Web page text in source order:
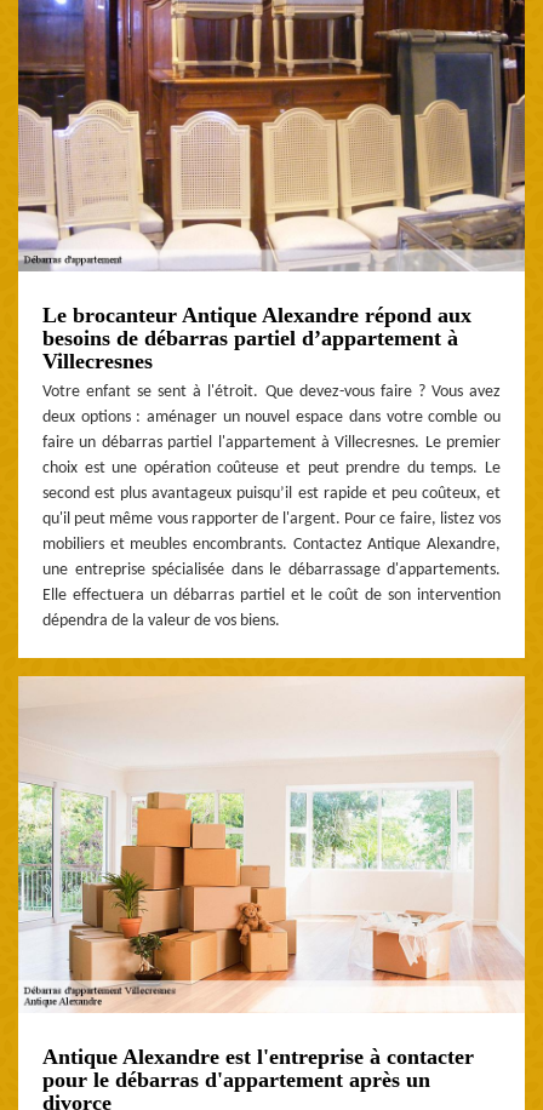
Le brocanteur Antique Alexandre répond aux
besoins de débarras partiel d’appartement à
Villecresnes
Votre enfant se sent à l'étroit. Que devez-vous faire ? Vous avez
deux options : aménager un nouvel espace dans votre comble ou
faire un débarras partiel l'appartement à Villecresnes. Le premier
choix est une opération coûteuse et peut prendre du temps. Le
second est plus avantageux puisqu’il est rapide et peu coûteux, et
qu'il peut même vous rapporter de l'argent. Pour ce faire, listez vos
mobiliers et meubles encombrants. Contactez Antique Alexandre,
une entreprise spécialisée dans le débarrassage d'appartements.
Elle effectuera un débarras partiel et le coût de son intervention
dépendra de la valeur de vos biens.
Antique Alexandre est l'entreprise à contacter
pour le débarras d'appartement après un
divorce